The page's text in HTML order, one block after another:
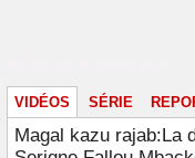
VIDÉOS SÉRIE
Magal kazu rajab:La